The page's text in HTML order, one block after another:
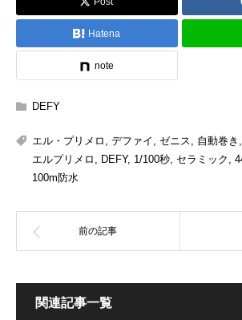
Hatena
note
DEFY
エル・プリメロ , デファイ , ゼニス, 自動巻き ,
エルプリメロ , DEFY, 1/100秒, セラミック ,
100m防水
関連記事一覧